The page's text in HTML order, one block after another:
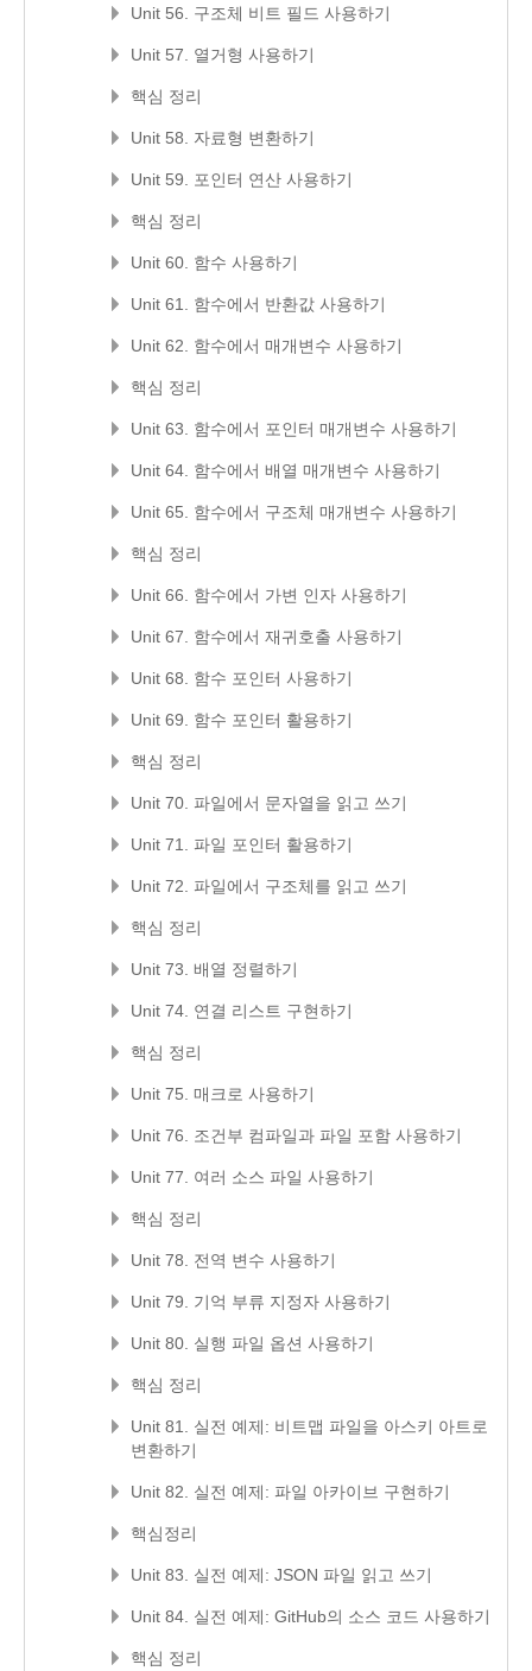
Unit 56. 구조체 비트 필드 사용하기
Unit 57. 열거형 사용하기
핵심 정리
Unit 58. 자료형 변환하기
Unit 59. 포인터 연산 사용하기
핵심 정리
Unit 60. 함수 사용하기
Unit 61. 함수에서 반환값 사용하기
Unit 62. 함수에서 매개변수 사용하기
핵심 정리
Unit 63. 함수에서 포인터 매개변수 사용하기
Unit 64. 함수에서 배열 매개변수 사용하기
Unit 65. 함수에서 구조체 매개변수 사용하기
핵심 정리
Unit 66. 함수에서 가변 인자 사용하기
Unit 67. 함수에서 재귀호출 사용하기
Unit 68. 함수 포인터 사용하기
Unit 69. 함수 포인터 활용하기
핵심 정리
Unit 70. 파일에서 문자열을 읽고 쓰기
Unit 71. 파일 포인터 활용하기
Unit 72. 파일에서 구조체를 읽고 쓰기
핵심 정리
Unit 73. 배열 정렬하기
Unit 74. 연결 리스트 구현하기
핵심 정리
Unit 75. 매크로 사용하기
Unit 76. 조건부 컴파일과 파일 포함 사용하기
Unit 77. 여러 소스 파일 사용하기
핵심 정리
Unit 78. 전역 변수 사용하기
Unit 79. 기억 부류 지정자 사용하기
Unit 80. 실행 파일 옵션 사용하기
핵심 정리
Unit 81. 실전 예제: 비트맵 파일을 아스키 아트로
변환하기
Unit 82. 실전 예제: 파일 아카이브 구현하기
핵심정리
Unit 83. 실전 예제: JSON 파일 읽고 쓰기
Unit 84. 실전 예제: GitHub의 소스 코드 사용하기
핵심 정리